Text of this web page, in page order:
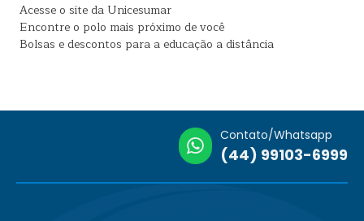
Acesse o site da Unicesumar
Encontre o polo mais próximo de você
Bolsas e descontos para a educação a distância
Contato/Whatsapp
(44) 99103-6999